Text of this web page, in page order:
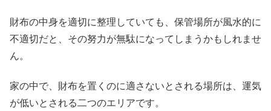
財布の中身を適切に整理していても、保管場所が風水的に
不適切だと、その努力が無駄になってしまうかもしれませ
ん。
家の中で、財布を置くのに適さないとされる場所は、運気
が低いとされる二つのエリアです。